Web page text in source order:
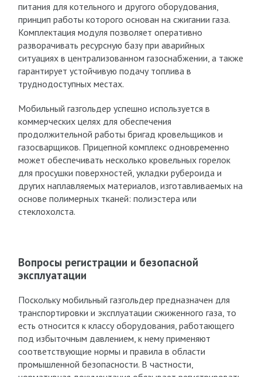
питания для котельного и другого оборудования,
принцип работы которого основан на сжигании газа.
Комплектация модуля позволяет оперативно
разворачивать ресурсную базу при аварийных
ситуациях в централизованном газоснабжении, а также
гарантирует устойчивую подачу топлива в
труднодоступных местах.
Мобильный газгольдер успешно используется в
коммерческих целях для обеспечения
продолжительной работы бригад кровельщиков и
газосварщиков. Прицепной комплекс одновременно
может обеспечивать несколько кровельных горелок
для просушки поверхностей, укладки рубероида и
других наплавляемых материалов, изготавливаемых на
основе полимерных тканей: полиэстера или
стеклохолста.
Вопросы регистрации и безопасной
эксплуатации
Поскольку мобильный газгольдер предназначен для
транспортировки и эксплуатации сжиженного газа, то
есть относится к классу оборудования, работающего
под избыточным давлением, к нему применяют
соответствующие нормы и правила в области
промышленной безопасности. В частности,